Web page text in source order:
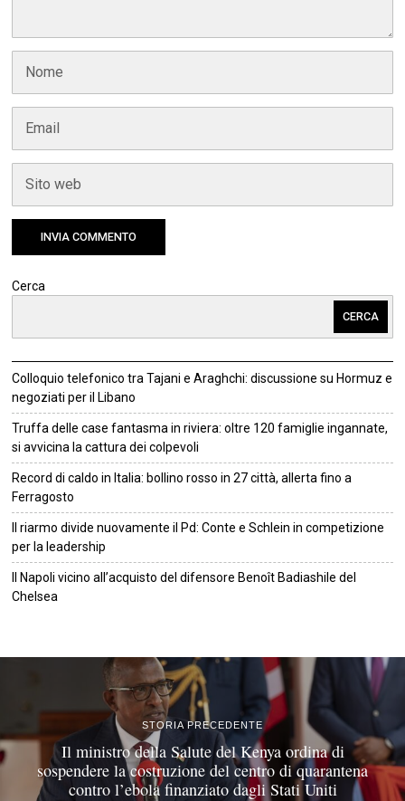
Cerca
CERCA
Colloquio telefonico tra Tajani e Araghchi: discussione su Hormuz e
negoziati per il Libano
Truffa delle case fantasma in riviera: oltre 120 famiglie ingannate,
si avvicina la cattura dei colpevoli
Record di caldo in Italia: bollino rosso in 27 città, allerta fino a
Ferragosto
Il riarmo divide nuovamente il Pd: Conte e Schlein in competizione
per la leadership
Il Napoli vicino all’acquisto del difensore Benoît Badiashile del
Chelsea
STORIA PRECEDENTE
Il ministro della Salute del Kenya ordina di
sospendere la costruzione del centro di quarantena
contro l’ebola finanziato dagli Stati Uniti